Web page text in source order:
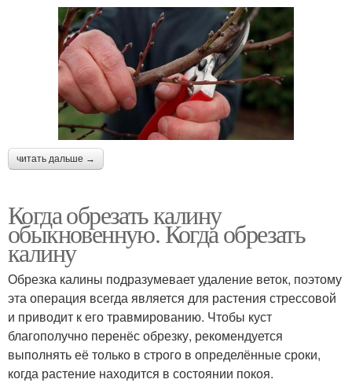
читать дальше →
Когда обрезать калину
обыкновенную. Когда обрезать
калину
Обрезка калины подразумевает удаление веток, поэтому
эта операция всегда является для растения стрессовой
и приводит к его травмированию. Чтобы куст
благополучно перенёс обрезку, рекомендуется
выполнять её только в строго в определённые сроки,
когда растение находится в состоянии покоя.